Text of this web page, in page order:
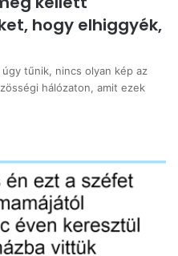
hogy elhiggyék,
tűnik, nincs olyan kép az
hálózaton, amit ezek